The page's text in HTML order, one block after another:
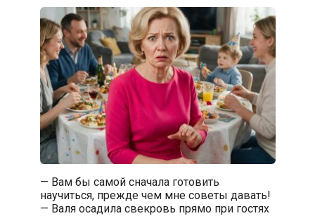
— Вам бы самой сначала готовить
научиться, прежде чем мне советы давать!
— Валя осадила свекровь прямо при гостях